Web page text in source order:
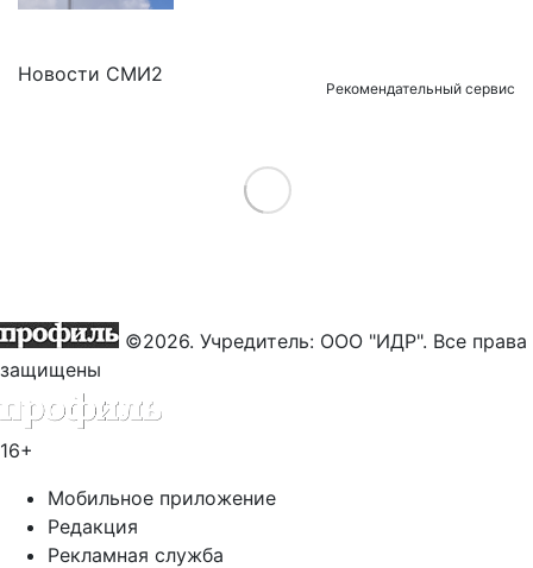
Новости СМИ2
Рекомендательный сервис
Load More
©2026. Учредитель: ООО "ИДР". Все права
защищены
16+
Мобильное приложение
Редакция
Рекламная служба